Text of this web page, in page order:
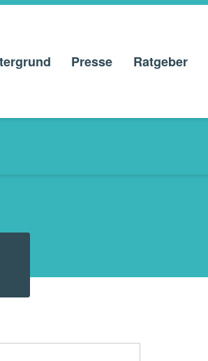
Presse Ratgeber